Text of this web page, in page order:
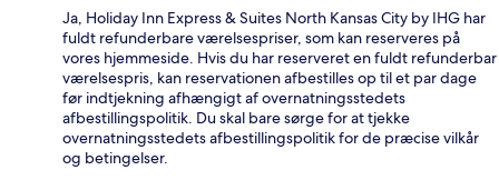
Ja, Holiday Inn Express & Suites North Kansas City by IHG har
fuldt refunderbare værelsespriser, som kan reserveres på
vores hjemmeside. Hvis du har reserveret en fuldt refunderbar
værelsespris, kan reservationen afbestilles op til et par dage
før indtjekning afhængigt af overnatningsstedets
afbestillingspolitik. Du skal bare sørge for at tjekke
overnatningsstedets afbestillingspolitik for de præcise vilkår
og betingelser.